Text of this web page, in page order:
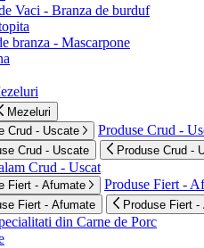
Vaci - Branza de burduf
branza - Mascarpone
Mezeluri
Crud - Uscate
Produse Crud -
Crud - Uscate Produse Crud -
Crud - Uscat
Fiert - Afumate Produse Fiert -
Fiert - Afumate Produse Fiert -
din Carne de Porc